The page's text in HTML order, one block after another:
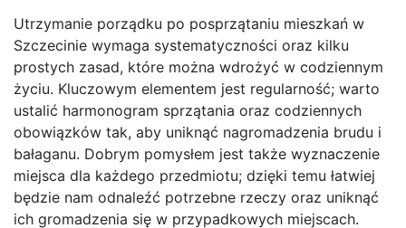
Utrzymanie porządku po posprzątaniu mieszkań w
Szczecinie wymaga systematyczności oraz kilku
prostych zasad, które można wdrożyć w codziennym
życiu. Kluczowym elementem jest regularność; warto
ustalić harmonogram sprzątania oraz codziennych
obowiązków tak, aby uniknąć nagromadzenia brudu i
bałaganu. Dobrym pomysłem jest także wyznaczenie
miejsca dla każdego przedmiotu; dzięki temu łatwiej
będzie nam odnaleźć potrzebne rzeczy oraz uniknąć
ich gromadzenia się w przypadkowych miejscach.